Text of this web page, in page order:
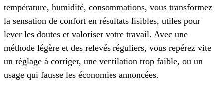
température, humidité, consommations, vous transformez
la sensation de confort en résultats lisibles, utiles pour
lever les doutes et valoriser votre travail. Avec une
méthode légère et des relevés réguliers, vous repérez vite
un réglage à corriger, une ventilation trop faible, ou un
usage qui fausse les économies annoncées.